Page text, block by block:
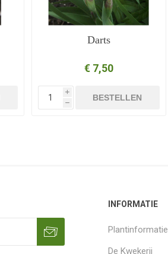
Darts
€ 7,50
i
h
BESTELLEN
INFORMATIE
Plantinformatie
De Kwekerij